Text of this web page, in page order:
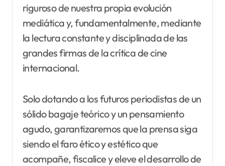
riguroso de nuestra propia evolución
mediática y, fundamentalmente, mediante
la lectura constante y disciplinada de las
grandes firmas de la crítica de cine
internacional.
Solo dotando a los futuros periodistas de un
sólido bagaje teórico y un pensamiento
agudo, garantizaremos que la prensa siga
siendo el faro ético y estético que
acompañe, fiscalice y eleve el desarrollo de